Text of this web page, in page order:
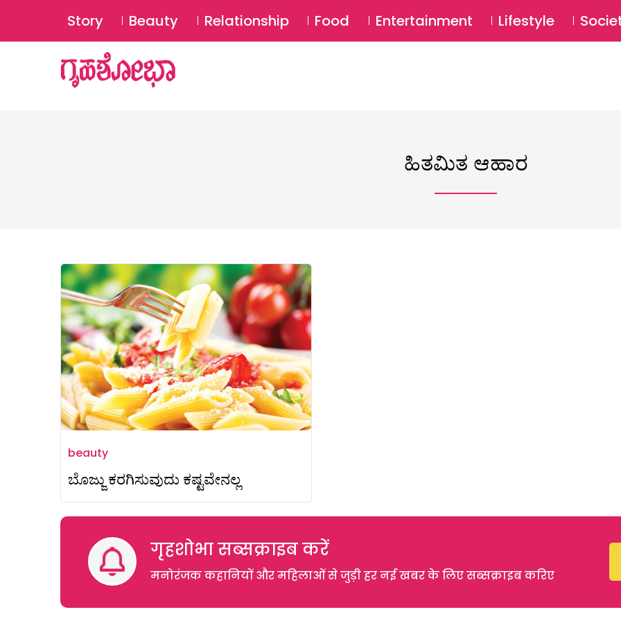
Story Beauty Relationship Food Entertainment Lifestyle
ಹಿತಮಿತ ಆಹಾರ
beauty
ಬೊಜ್ಜು ಕರಗಿಸುವುದು ಕಷ್ಟವೇನಲ್ಲ
गृहशोभा सब्सक्राइब करें
मनोरंजक कहानियों और महिलाओं से जुड़ी हर नई खबर के लिए सब्सक्राइब करिए